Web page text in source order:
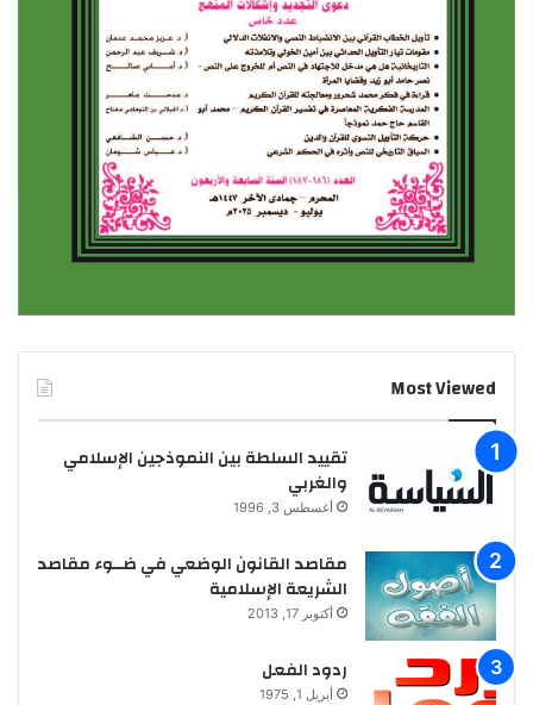
Most Viewed
تقييد السلطة بين النموذجين الإسلامي
والغربي
أغسطس 3, 1996
مقاصد القانون الوضعي في ضــوء مقاصد
الشريعة الإسلامية
أكتوبر 17, 2013
ردود الفعل
أبريل 1, 1975